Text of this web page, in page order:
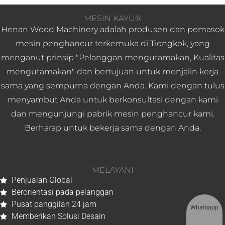
MESIN KAYU®
Henan Wood Machinery adalah produsen dan pemasok
mesin penghancur terkemuka di Tiongkok, yang
menganut prinsip "Pelanggan mengutamakan, Kualitas
mengutamakan" dan bertujuan untuk menjalin kerja
sama yang sempurna dengan Anda. Kami dengan tulus
menyambut Anda untuk berkonsultasi dengan kami
dan mengunjungi pabrik mesin penghancur kami.
Berharap untuk bekerja sama dengan Anda.
MELAYANI
Penjualan Global
Berorientasi pada pelanggan
Pusat panggilan 24 jam
Memberikan Solusi Desain
Whatsapp